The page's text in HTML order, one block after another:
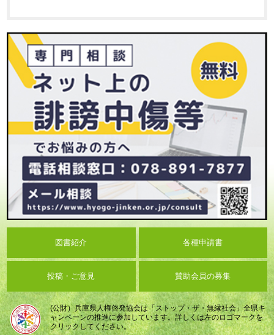
図書紹介 各種申請書
投稿・ご意見 賛助会員の募集
(公財）兵庫県人権啓発協会は「ストップ・ザ・無縁社会」全県キ
ャンペーンの推進に参加しています。詳しくは左のロゴマークを
クリックしてください。